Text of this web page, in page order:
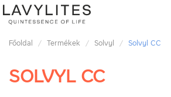
Főoldal Termékek Solvyl Solvyl CC
SOLVYL CC